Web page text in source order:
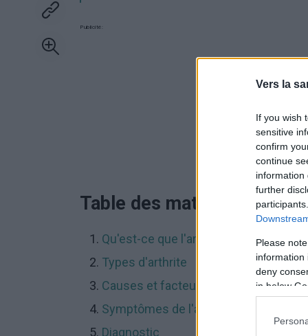
Vers la
If you wish
sensitive
confirm
continue
information
further
Please
information
deny
in below
Publicité:
Table des matières
Qu'est-ce que l'arthrite ?
Types d'arthrite
Causes et facteurs de risque
Symptômes de l'arthrite
Diagnostic